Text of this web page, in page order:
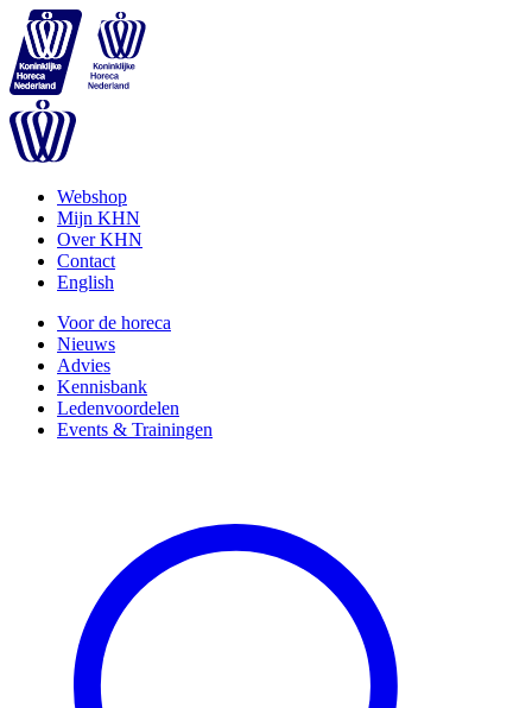
Webshop
Mijn KHN
Over KHN
Contact
English
Voor de horeca
Nieuws
Advies
Kennisbank
Ledenvoordelen
Events & Trainingen